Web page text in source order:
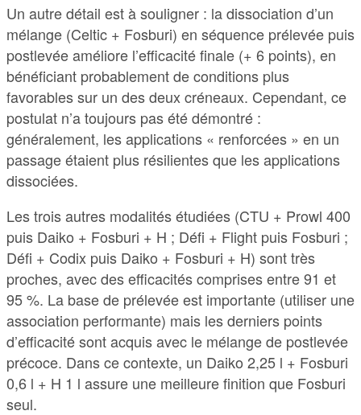
Un autre détail est à souligner : la dissociation d’un
mélange (Celtic + Fosburi) en séquence prélevée puis
postlevée améliore l’efficacité finale (+ 6 points), en
bénéficiant probablement de conditions plus
favorables sur un des deux créneaux. Cependant, ce
postulat n’a toujours pas été démontré :
généralement, les applications « renforcées » en un
passage étaient plus résilientes que les applications
dissociées.
Les trois autres modalités étudiées (CTU + Prowl 400
puis Daiko + Fosburi + H ; Défi + Flight puis Fosburi ;
Défi + Codix puis Daiko + Fosburi + H) sont très
proches, avec des efficacités comprises entre 91 et
95 %. La base de prélevée est importante (utiliser une
association performante) mais les derniers points
d’efficacité sont acquis avec le mélange de postlevée
précoce. Dans ce contexte, un Daiko 2,25 l + Fosburi
0,6 l + H 1 l assure une meilleure finition que Fosburi
seul.